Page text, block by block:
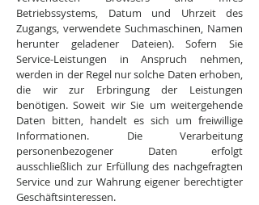
Betriebssystems, Datum und Uhrzeit des
Zugangs, verwendete Suchmaschinen, Namen
herunter geladener Dateien). Sofern Sie
Service-Leistungen in Anspruch nehmen,
werden in der Regel nur solche Daten erhoben,
die wir zur Erbringung der Leistungen
benötigen. Soweit wir Sie um weitergehende
Daten bitten, handelt es sich um freiwillige
Informationen. Die Verarbeitung
personenbezogener Daten erfolgt
ausschließlich zur Erfüllung des nachgefragten
Service und zur Wahrung eigener berechtigter
Geschäftsinteressen.